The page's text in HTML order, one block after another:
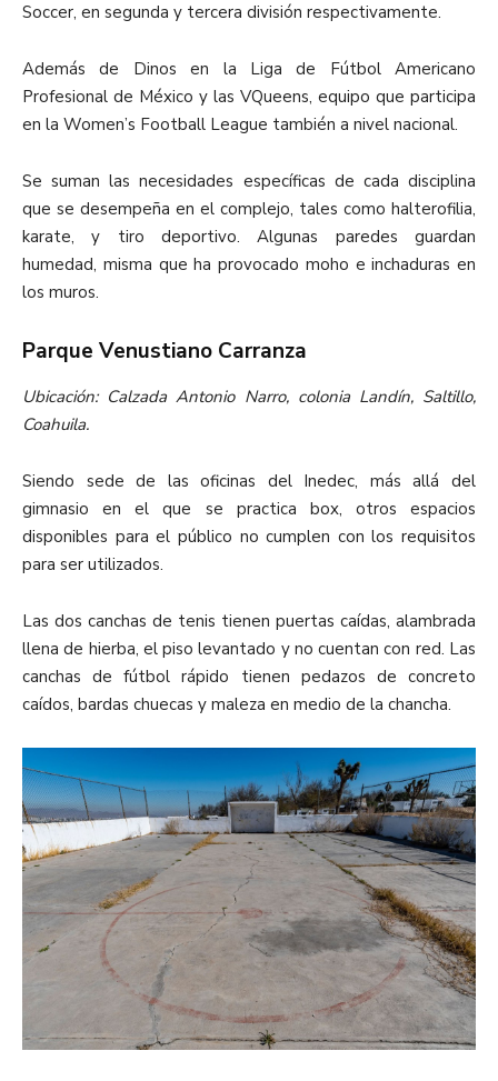
Soccer, en segunda y tercera división respectivamente.
Además de Dinos en la Liga de Fútbol Americano
Profesional de México y las VQueens, equipo que participa
en la Women’s Football League también a nivel nacional.
Se suman las necesidades específicas de cada disciplina
que se desempeña en el complejo, tales como halterofilia,
karate, y tiro deportivo. Algunas paredes guardan
humedad, misma que ha provocado moho e inchaduras en
los muros.
Parque Venustiano Carranza
Ubicación: Calzada Antonio Narro, colonia Landín, Saltillo,
Coahuila.
Siendo sede de las oficinas del Inedec, más allá del
gimnasio en el que se practica box, otros espacios
disponibles para el público no cumplen con los requisitos
para ser utilizados.
Las dos canchas de tenis tienen puertas caídas, alambrada
llena de hierba, el piso levantado y no cuentan con red. Las
canchas de fútbol rápido tienen pedazos de concreto
caídos, bardas chuecas y maleza en medio de la chancha.